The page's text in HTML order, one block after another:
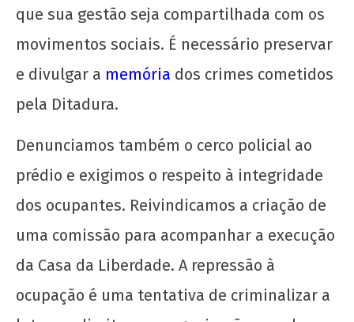
O Parque Estadual do Biribiri corre perigo
14
de
maio
2025
CN
UJC
que sua gestão seja compartilhada com os
movimentos sociais. É necessário preservar
e divulgar a memória dos crimes cometidos
pela Ditadura.
Denunciamos também o cerco policial ao
prédio e exigimos o respeito à integridade
dos ocupantes. Reivindicamos a criação de
uma comissão para acompanhar a execução
da Casa da Liberdade. A repressão à
ocupação é uma tentativa de criminalizar a